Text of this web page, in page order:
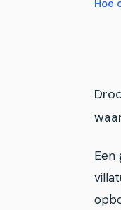
Hoe
Een